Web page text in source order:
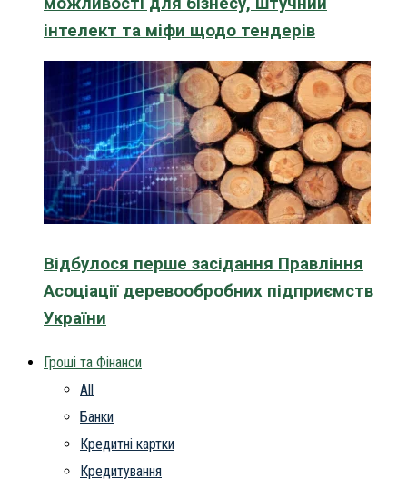
інтелект та міфи щодо тендерів
Відбулося перше засідання Правління
Асоціації деревообробних підприємств
України
Гроші та Фінанси
All
Банки
Кредитні картки
Кредитування